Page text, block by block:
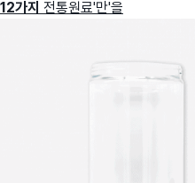
12가지 전통원료'만'을